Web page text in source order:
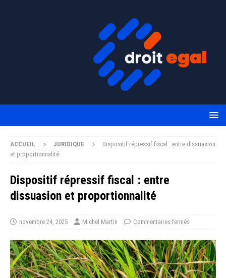
ACCUEIL JURIDIQUE
Dispositif répressif fiscal : entre dissuasion
et proportionnalité
Dispositif répressif fiscal : entre
dissuasion et proportionnalité
novembre 24, 2025 Michel Martin Commentaires fermés